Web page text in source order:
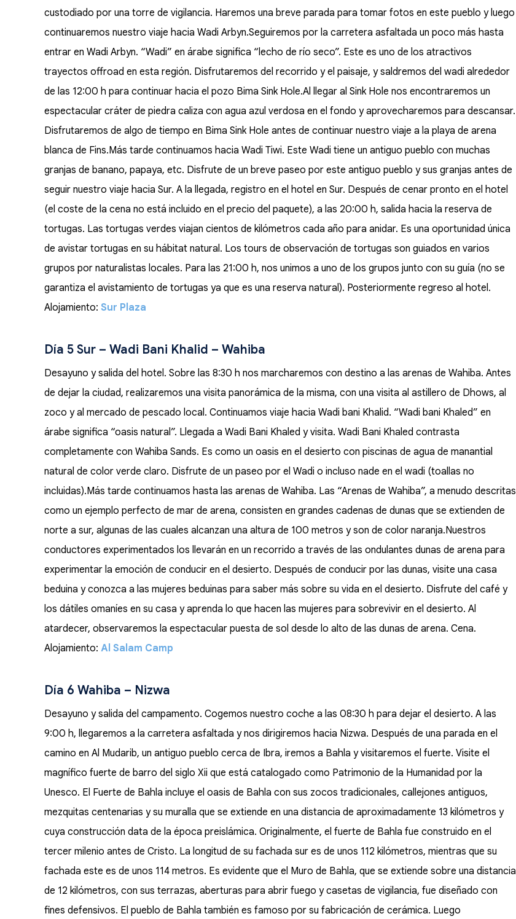
custodiado por una torre de vigilancia. Haremos una breve parada para tomar fotos en este pueblo y luego
continuaremos nuestro viaje hacia Wadi Arbyn.Seguiremos por la carretera asfaltada un poco más hasta
entrar en Wadi Arbyn. “Wadi” en árabe significa “lecho de río seco”. Este es uno de los atractivos
trayectos offroad en esta región. Disfrutaremos del recorrido y el paisaje, y saldremos del wadi alrededor
de las 12:00 h para continuar hacia el pozo Bima Sink Hole.Al llegar al Sink Hole nos encontraremos un
espectacular cráter de piedra caliza con agua azul verdosa en el fondo y aprovecharemos para descansar.
Disfrutaremos de algo de tiempo en Bima Sink Hole antes de continuar nuestro viaje a la playa de arena
blanca de Fins.Más tarde continuamos hacia Wadi Tiwi. Este Wadi tiene un antiguo pueblo con muchas
granjas de banano, papaya, etc. Disfrute de un breve paseo por este antiguo pueblo y sus granjas antes de
seguir nuestro viaje hacia Sur. A la llegada, registro en el hotel en Sur. Después de cenar pronto en el hotel
(el coste de la cena no está incluido en el precio del paquete), a las 20:00 h, salida hacia la reserva de
tortugas. Las tortugas verdes viajan cientos de kilómetros cada año para anidar. Es una oportunidad única
de avistar tortugas en su hábitat natural. Los tours de observación de tortugas son guiados en varios
grupos por naturalistas locales. Para las 21:00 h, nos unimos a uno de los grupos junto con su guía (no se
garantiza el avistamiento de tortugas ya que es una reserva natural). Posteriormente regreso al hotel.
Alojamiento: Sur Plaza
Día 5 Sur – Wadi Bani Khalid – Wahiba
Desayuno y salida del hotel. Sobre las 8:30 h nos marcharemos con destino a las arenas de Wahiba. Antes
de dejar la ciudad, realizaremos una visita panorámica de la misma, con una visita al astillero de Dhows, al
zoco y al mercado de pescado local. Continuamos viaje hacia Wadi bani Khalid. “Wadi bani Khaled” en
árabe significa “oasis natural”. Llegada a Wadi Bani Khaled y visita. Wadi Bani Khaled contrasta
completamente con Wahiba Sands. Es como un oasis en el desierto con piscinas de agua de manantial
natural de color verde claro. Disfrute de un paseo por el Wadi o incluso nade en el wadi (toallas no
incluidas).Más tarde continuamos hasta las arenas de Wahiba. Las “Arenas de Wahiba”, a menudo descritas
como un ejemplo perfecto de mar de arena, consisten en grandes cadenas de dunas que se extienden de
norte a sur, algunas de las cuales alcanzan una altura de 100 metros y son de color naranja.Nuestros
conductores experimentados los llevarán en un recorrido a través de las ondulantes dunas de arena para
experimentar la emoción de conducir en el desierto. Después de conducir por las dunas, visite una casa
beduina y conozca a las mujeres beduinas para saber más sobre su vida en el desierto. Disfrute del café y
los dátiles omaníes en su casa y aprenda lo que hacen las mujeres para sobrevivir en el desierto. Al
atardecer, observaremos la espectacular puesta de sol desde lo alto de las dunas de arena. Cena.
Alojamiento: Al Salam Camp
Día 6 Wahiba – Nizwa
Desayuno y salida del campamento. Cogemos nuestro coche a las 08:30 h para dejar el desierto. A las
9:00 h, llegaremos a la carretera asfaltada y nos dirigiremos hacia Nizwa. Después de una parada en el
camino en Al Mudarib, un antiguo pueblo cerca de Ibra, iremos a Bahla y visitaremos el fuerte. Visite el
magnífico fuerte de barro del siglo Xii que está catalogado como Patrimonio de la Humanidad por la
Unesco. El Fuerte de Bahla incluye el oasis de Bahla con sus zocos tradicionales, callejones antiguos,
mezquitas centenarias y su muralla que se extiende en una distancia de aproximadamente 13 kilómetros y
cuya construcción data de la época preislámica. Originalmente, el fuerte de Bahla fue construido en el
tercer milenio antes de Cristo. La longitud de su fachada sur es de unos 112 kilómetros, mientras que su
fachada este es de unos 114 metros. Es evidente que el Muro de Bahla, que se extiende sobre una distancia
de 12 kilómetros, con sus terrazas, aberturas para abrir fuego y casetas de vigilancia, fue diseñado con
fines defensivos. El pueblo de Bahla también es famoso por su fabricación de cerámica. Luego